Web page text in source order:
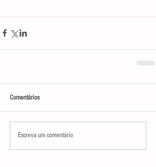
Comentários
Escreva um comentário